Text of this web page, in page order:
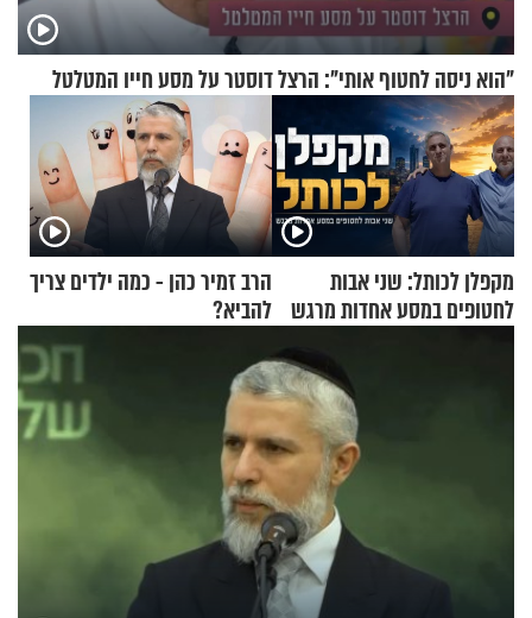
"הוא ניסה לחטוף אותי": הרצל דוסטר על מסע חייו המטלטל
מקפלן לכותל: שני אבות
לחטופים במסע אחדות מרגש
הרב זמיר כהן - כמה ילדים צריך
להביא?